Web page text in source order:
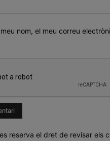
meu nom, el meu correu
reserva el dret de revisar els